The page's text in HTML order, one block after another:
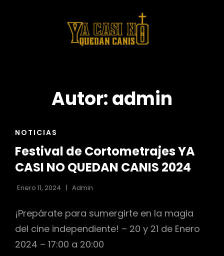
Autor:admin
ENLACES
LAS
CATEGORÍAS
NOTICIAS
Festival de Cortometrajes YA
CASI NO QUEDAN CANIS 2024
Enero 11, 2024 Admin
¡Prepárate para sumergirte en la magia
del cine independiente! – 20 y 21 de Enero
2024 – 17:00 a 20:00